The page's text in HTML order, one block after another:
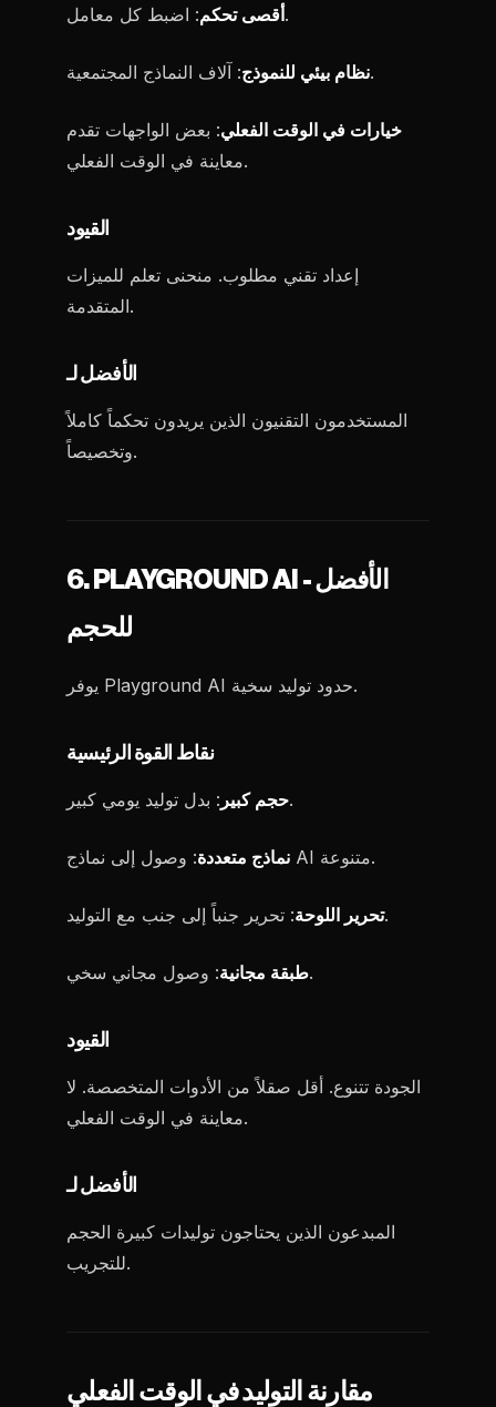
أقصى تحكم: اضبط كل معامل.
نظام بيئي للنموذج: آلاف النماذج المجتمعية.
خيارات في الوقت الفعلي: بعض الواجهات تقدم
معاينة في الوقت الفعلي.
القيود
إعداد تقني مطلوب. منحنى تعلم للميزات
المتقدمة.
الأفضل لـ
المستخدمون التقنيون الذين يريدون تحكماً كاملاً
وتخصيصاً.
6. PLAYGROUND AI - الأفضل
للحجم
يوفر Playground AI حدود توليد سخية.
نقاط القوة الرئيسية
حجم كبير: بدل توليد يومي كبير.
نماذج متعددة : وصول إلى نماذج AI متنوعة.
تحرير اللوحة: تحرير جنباً إلى جنب مع التوليد.
طبقة مجانية: وصول مجاني سخي.
القيود
الجودة تتنوع. أقل صقلاً من الأدوات المتخصصة. لا
معاينة في الوقت الفعلي.
الأفضل لـ
المبدعون الذين يحتاجون توليدات كبيرة الحجم
للتجريب.
مقارنة التوليد في الوقت الفعلي